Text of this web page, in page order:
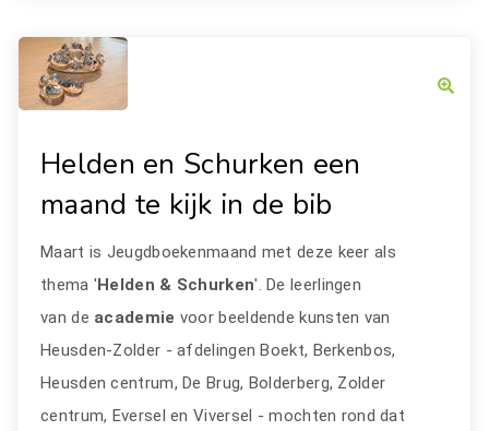
Helden en Schurken een
maand te kijk in de bib
Maart is Jeugdboekenmaand met deze keer als
thema 'Helden & Schurken'. De leerlingen
van de academie voor beeldende kunsten van
Heusden-Zolder - afdelingen Boekt, Berkenbos,
Heusden centrum, De Brug, Bolderberg, Zolder
centrum, Eversel en Viversel - mochten rond dat